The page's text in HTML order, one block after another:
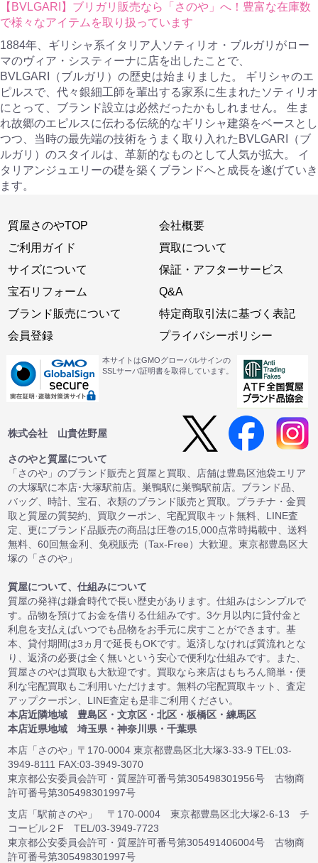
【BVLGARI】ブリガリ販売なら「さのや」へ！豊富な在庫数
で様々なアイテムを取り扱っています
1884年、ギリシャ系イタリア人ソティリオ・ブルガリがロー
マのヴィア・システィーナに店を出したことで、
BVLGARI（ブルガリ）の歴史は始まりました。 ギリシャのエ
ピルスで、代々銀細工師を輩出する家系に生まれたソティリオ
にとって、ブランド設立は必然だったかもしれません。 生ま
れ故郷のエピルスに伝わる伝統的なギリシャ建築をベースとし
つつ、当時の最先端の技術をうまく取り入れたBVLGARI（ブ
ルガリ）のスタイルは、革新的なものとして人気が拡大。 イ
タリアンジュエリーの礎を築くブランドへと成長を遂げていき
ます。
質屋さのやTOP
ご利用ガイド
サイズについて
宝石リフォーム
ブランド販売について
会員登録
会社概要
買取について
保証・アフターサービス
Q&A
特定商取引法に基づく表記
プライバシーポリシー
本サイトはGMOグローバルサインの
SSLサーバ証明書を取得しています。
株式会社 山貴佐野屋
さのやと質屋について
「さのや」のブランド販売と質屋と買取、店舗は豊島区池袋エリア
の大塚駅に本店･大塚駅前店。巣鴨駅に巣鴨駅前店。ブランド品、
バッグ、時計、宝石、衣類のブランド販売と買取。プラチナ・金買
取と質屋の質契約、買取クーポン、宅配買取キット無料、LINE査
定、更にブランド品販売の商品は圧巻の15,000点常時掲載中、送料
無料、60回無金利、免税販売（Tax-Free）大歓迎。東京都豊島区大
塚の「さのや」
質屋について、仕組みについて
質屋の発祥は鎌倉時代で長い歴史があります。仕組みはシンプルで
す。品物を預けてお金を借りる仕組みです。3ケ月以内に貸付金と
利息を支払えばいつでも品物をお手元に戻すことができます。基
本、貸付期間は3ヵ月で延長もOKです。返済しなければ質流れとな
り、返済の必要は全く無いという安心で便利な仕組みです。また、
質屋さのやは買取も大歓迎です。買取なら来店はもちろん簡単・便
利な宅配買取もご利用いただけます。無料の宅配買取キット、査定
アップクーポン、LINE査定も是非ご利用ください。
本店近隣地域 豊島区・文京区・北区・板橋区・練馬区
本店近県地域 埼玉県・神奈川県・千葉県
本店「さのや」〒170-0004 東京都豊島区北大塚3-33-9 TEL:03-
3949-8111 FAX:03-3949-3070
東京都公安委員会許可・質屋許可番号第305498301956号 古物商
許可番号第305498301997号
支店「駅前さのや」 〒170-0004 東京都豊島区北大塚2-6-13 チ
コービル２F TEL/03-3949-7723
東京都公安委員会許可・質屋許可番号第305491406004号 古物商
許可番号第305498301997号